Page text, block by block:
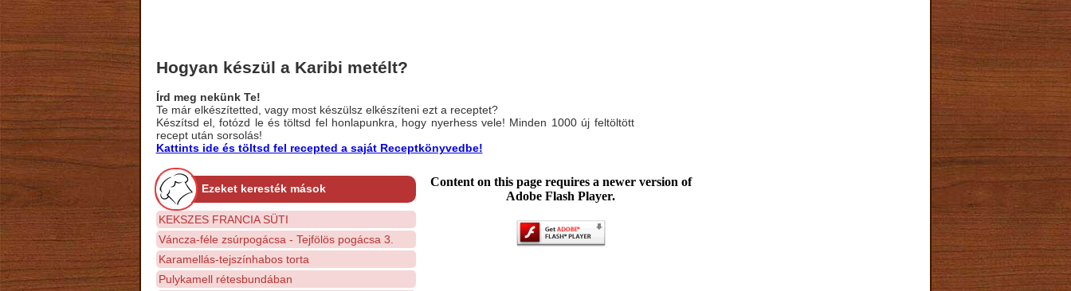
Hogyan készül a Karibi metélt?
Írd meg nekünk Te!
Te már elkészítetted, vagy most készülsz elkészíteni ezt a receptet?
Készítsd el, fotózd le és töltsd fel honlapunkra, hogy nyerhess vele! Minden 1000 új feltöltött
recept után sorsolás!
Kattints ide és töltsd fel recepted a saját Receptkönyvedbe!
Ezeket keresték mások
KEKSZES FRANCIA SÜTI
Váncza-féle zsúrpogácsa - Tejfölös pogácsa 3.
Karamellás-tejszínhabos torta
Pulykamell rétesbundában
Content on this page requires a newer version of
Adobe Flash Player.